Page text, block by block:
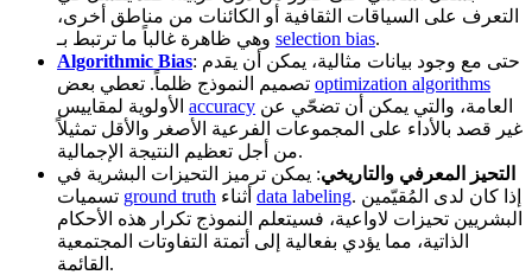
التعرف على السياقات الثقافية أو الكائنات من مناطق أخرى،
selection bias.
Algorithmic Bias: حتى مع وجود بيانات مثالية، يمكن أن يقدم
optimization algorithms
accuracy
غير قصد بالأداء على المجموعات الفرعية الأصغر والأقل تمثيلاً
من أجل تعظيم النتيجة الإجمالية.
التحيز المعرفي والتاريخي: يمكن ترميز التحيزات البشرية في
ground truth data labeling. إذا كان لدى المُقيّمين
البشريين تحيزات لاواعية، فسيتعلم النموذج تكرار هذه الأحكام
الذاتية، مما يؤدي بفعالية إلى أتمتة التفاوتات المجتمعية
القائمة.